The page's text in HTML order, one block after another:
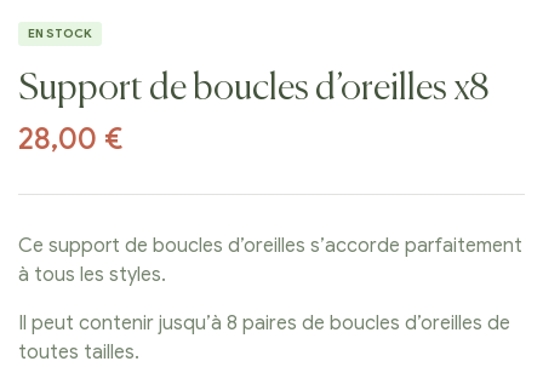
EN STOCK
Support de boucles d’oreilles x8
28,00 €
Ce support de boucles d’oreilles s’accorde parfaitement
à tous les styles.
Il peut contenir jusqu’à 8 paires de boucles d’oreilles de
toutes tailles.